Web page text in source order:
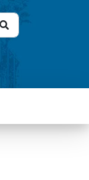
Ir
resultado